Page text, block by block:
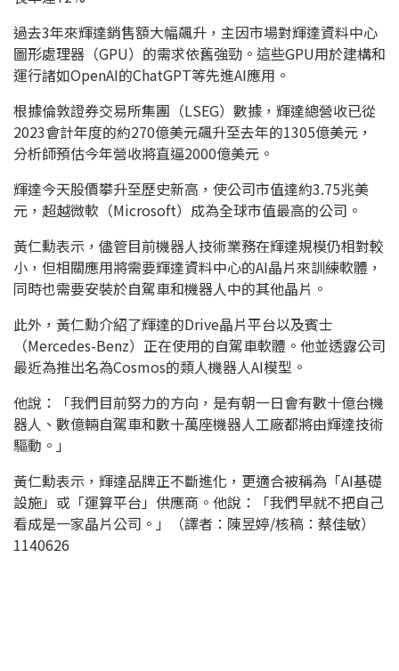
過去3年來輝達銷售額大幅飆升，主因市場對輝達資料中心
圖形處理器（GPU）的需求依舊強勁。這些GPU用於建構和
運行諸如OpenAI的ChatGPT等先進AI應用。
根據倫敦證券交易所集團（LSEG）數據，輝達總營收已從
2023會計年度的約270億美元飆升至去年的1305億美元，
分析師預估今年營收將直逼2000億美元。
輝達今天股價攀升至歷史新高，使公司市值達約3.75兆美
元，超越微軟（Microsoft）成為全球市值最高的公司。
黃仁勳表示，儘管目前機器人技術業務在輝達規模仍相對較
小，但相關應用將需要輝達資料中心的AI晶片來訓練軟體，
同時也需要安裝於自駕車和機器人中的其他晶片。
此外，黃仁勳介紹了輝達的Drive晶片平台以及賓士
（Mercedes-Benz）正在使用的自駕車軟體。他並透露公司
最近為推出名為Cosmos的類人機器人AI模型。
他說：「我們目前努力的方向，是有朝一日會有數十億台機
器人、數億輛自駕車和數十萬座機器人工廠都將由輝達技術
驅動。」
黃仁勳表示，輝達品牌正不斷進化，更適合被稱為「AI基礎
設施」或「運算平台」供應商。他說：「我們早就不把自己
看成是一家晶片公司。」（譯者：陳昱婷/核稿：蔡佳敏）
1140626